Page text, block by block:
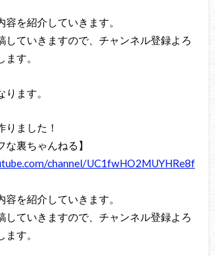
容を紹介していきます。
していきますので、チャンネル登録よろ
す。
ます。
りました！
な裏ちゃんねる】
channel/UC1fwHO2MUYHRe8f
容を紹介していきます。
していきますので、チャンネル登録よろ
す。